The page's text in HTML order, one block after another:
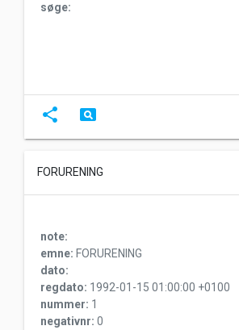
søge:
share pageview
FORURENING
note:
emne: FORURENING
dato:
regdato: 1992-01-15 01:00:00 +0100
nummer: 1
negativnr: 0